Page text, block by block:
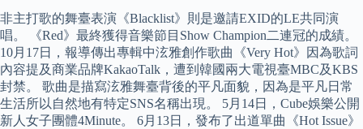
非主打歌的舞臺表演《Blacklist》則是邀請EXID的LE共同演
唱。 《Red》最終獲得音樂節目Show Champion二連冠的成績。
10月17日，報導傳出專輯中泫雅創作歌曲《Very Hot》因為歌詞
內容提及商業品牌KakaoTalk，遭到韓國兩大電視臺MBC及KBS
封禁。 歌曲是描寫泫雅舞臺背後的平凡面貌，因為是平凡日常
生活所以自然地有特定SNS名稱出現。 5月14日，Cube娛樂公開
新人女子團體4Minute。 6月13日，發布了出道單曲《Hot Issue》